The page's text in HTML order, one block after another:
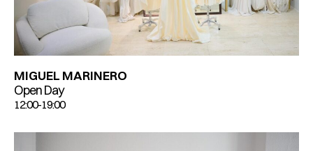
MIGUEL MARINERO
Open Day
12:00-19:00